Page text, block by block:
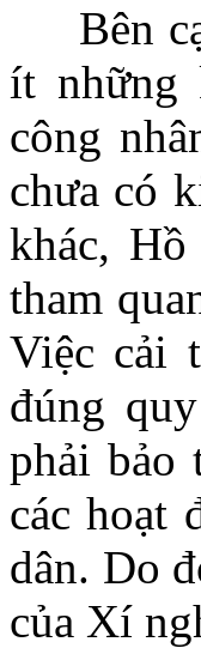
Bên
ít những
công
chưa có
khác,
tham
Việc cải
đúng
phải bảo
các hoạt
dân. Do
của Xí